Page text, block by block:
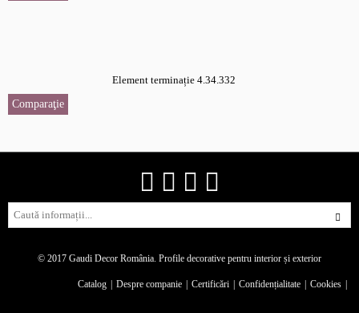
Element terminație 4.34.332
Comparaţie
© 2017 Gaudi Decor România. Profile decorative pentru interior și exterior
Catalog Despre companie Certificări Confidențialitate Cookies